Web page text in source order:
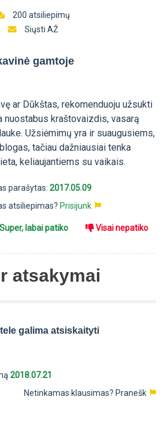
200 atsiliepimų
Siųsti AŽ
gamtoje
ar Dūkštas, rekomenduoju užsukti
nuostabus kraštovaizdis, vasarą
Užsiėmimų yra ir suaugusiems,
tačiau dažniausiai tenka
keliaujantiems su vaikais.
parašytas: 2017.05.09
atsiliepimas? Prisijunk
Super, labai patiko Visai nepatiko
atsakymai
galima atsiskaityti
2018.07.21
Netinkamas klausimas? Pranešk